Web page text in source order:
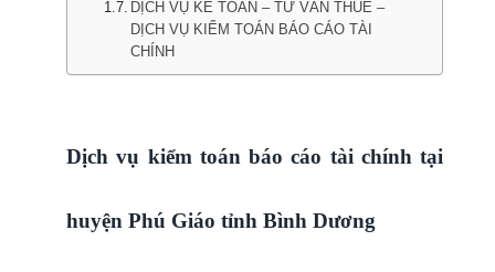
DỊCH VỤ KẾ TOÁN – TƯ VẤN THUẾ –
DỊCH VỤ KIỂM TOÁN BÁO CÁO TÀI
CHÍNH
Dịch vụ kiểm toán báo cáo tài chính tại
huyện Phú Giáo tỉnh Bình Dương